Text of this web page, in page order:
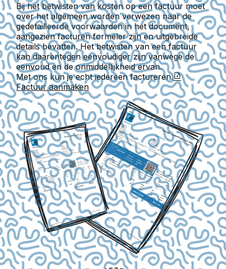
Bij het betwisten van kosten op een factuur moet
over het algemeen worden verwezen naar de
gedetailleerde voorwaarden in het document,
aangezien facturen formeler zijn en uitgebreide
details bevatten. Het betwisten van een factuur
kan daarentegen eenvoudiger zijn vanwege de
eenvoud en de onmiddellijkheid ervan.
Met ons kun je echt iedereen factureren.
Factuur aanmaken